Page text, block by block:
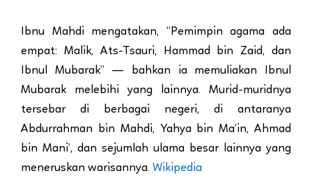
Ibnu Mahdi mengatakan, “Pemimpin agama ada
empat: Malik, Ats-Tsauri, Hammad bin Zaid, dan
Ibnul Mubarak” — bahkan ia memuliakan Ibnul
Mubarak melebihi yang lainnya. Murid-muridnya
tersebar di berbagai negeri, di antaranya
Abdurrahman bin Mahdi, Yahya bin Ma’in, Ahmad
bin Mani’, dan sejumlah ulama besar lainnya yang
meneruskan warisannya. Wikipedia